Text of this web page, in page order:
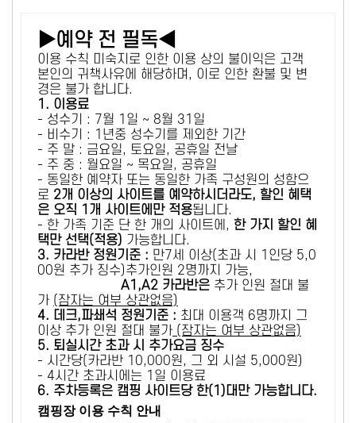
▶예약 전 필독◀
이용 수칙 미숙지로 인한 이용 상의 불이익은 고객
본인의 귀책사유에 해당하며, 이로 인한 환불 및 변
경은 불가 합니다.
1. 이용료
- 성수기 : 7월 1일 ~ 8월 31일
- 비수기 : 1년중 성수기를 제외한 기간
- 주 말 : 금요일, 토요일, 공휴일 전날
- 주 중 : 월요일 ~ 목요일, 공휴일
- 동일한 예약자 또는 동일한 가족 구성원의 성함으
로 2개 이상의 사이트를 예약하시더라도, 할인 혜택
은 오직 1개 사이트에만 적용됩니다.
- 한 가족 기준 단 한 개의 사이트에, 한 가지 할인 혜
택만 선택(적용) 가능합니다.
3. 카라반 정원기준 : 만7세 이상(초과 시 1인당 5,0
00원 추가 징수)추가인원 2명까지 가능,
A1,A2 카라반은 추가 인원 절대 불
가 (잠자는 여부 상관없음)
4. 데크,파쇄석 정원기준 : ​최대 이용객 6명까지 그
이상 추가 인원 절대 불가 (잠자는 여부 상관없음)
5. 퇴실시간 초과 시 추가요금 징수
- 시간당(카라반 10,000원, 그 외 시설 5,000원)
- 4시간 초과시에는 1일 이용료
6. 주차등록은 캠핑 사이트당 한(1)대만 가능합니다.
캠핑장 이용 수칙 안내